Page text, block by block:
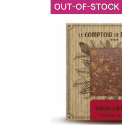
OUT-OF-STOCK